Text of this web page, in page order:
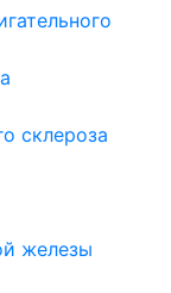
склероза
железы